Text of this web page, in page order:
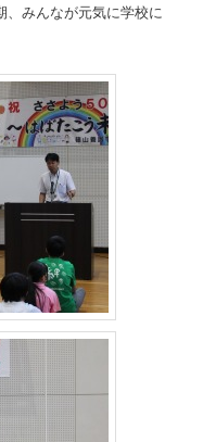
、みんなが元気に学校に